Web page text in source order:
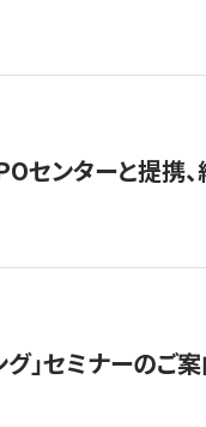
センターと提携
」セミナーのご案